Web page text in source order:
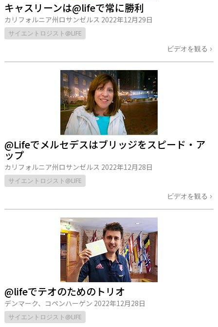
キャスリーンは@lifeで常に勝利
カリフォルニア州ロサンゼルス 2022年12月29日
サイエントロジスト@LIFE
ビデオを観る
@Lifeでメルセデスはブリッジをスピード・ア
ップ
カリフォルニア州ロサンゼルス 2022年12月28日
サイエントロジスト@LIFE
ビデオを観る
@lifeでテオのためのトリオ
デンマーク、コペンハーゲン 2022年12月28日
サイエントロジスト@LIFE